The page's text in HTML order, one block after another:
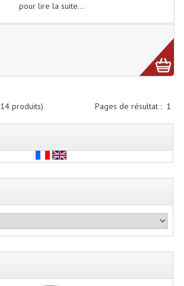
Cercle Struct Carrée 290
Embases Pour Structure
Monotubes Et Angles 50mm
Pendrillon Et Ossature
Pieds De Levage
Ponts - Portiques
Praticable Et Accessoires
pour lire la suite...
Pages de résultat : 1
14produits)